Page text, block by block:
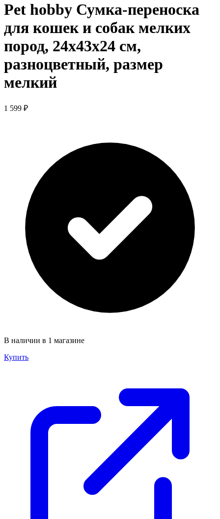
Pet hobby Сумка-переноска
для кошек и собак мелких
пород, 24x43x24 см,
разноцветный, размер
мелкий
1 599 ₽
В наличии в 1 магазине
Купить